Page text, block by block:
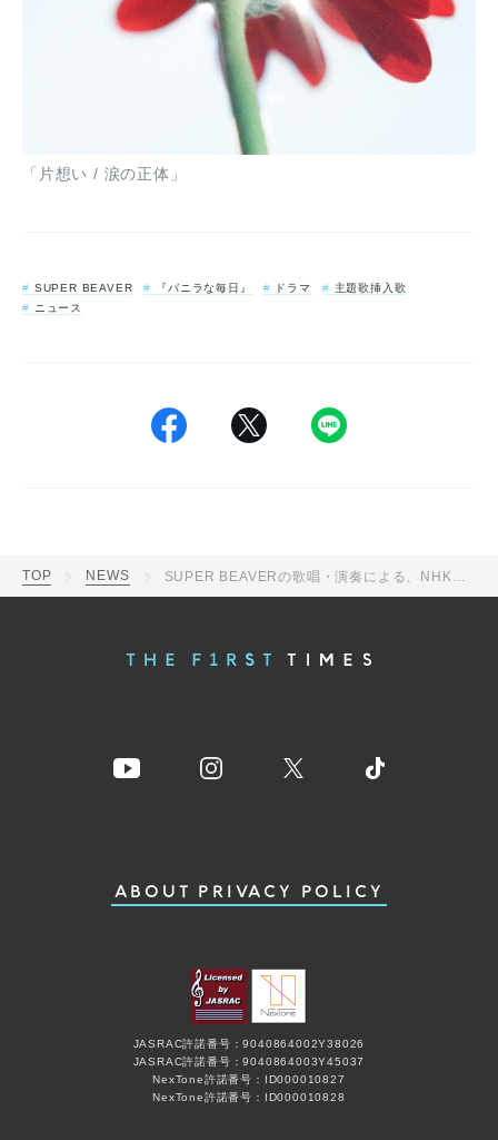
「片想い / 涙の正体」
SUPER BEAVER 『バニラな毎日』 ドラマ
主題歌挿入歌
ニュース
TOP NEWS
ABOUT PRIVACY POLICY
JASRAC許諾番号：9040864002Y38026
JASRAC許諾番号：9040864003Y45037
NexTone許諾番号：ID000010827
NexTone許諾番号：ID000010828